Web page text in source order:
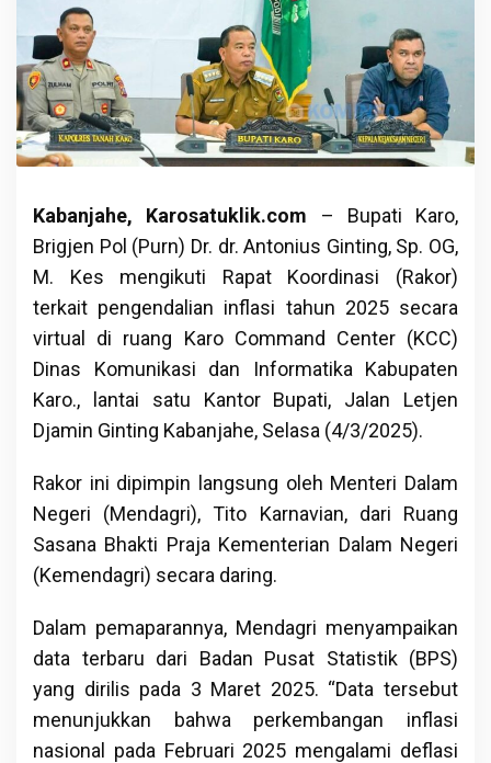
Kabanjahe, Karosatuklik.com – Bupati Karo,
Brigjen Pol (Purn) Dr. dr. Antonius Ginting, Sp. OG,
M. Kes mengikuti Rapat Koordinasi (Rakor)
terkait pengendalian inflasi tahun 2025 secara
virtual di ruang Karo Command Center (KCC)
Dinas Komunikasi dan Informatika Kabupaten
Karo., lantai satu Kantor Bupati, Jalan Letjen
Djamin Ginting Kabanjahe, Selasa (4/3/2025).
Rakor ini dipimpin langsung oleh Menteri Dalam
Negeri (Mendagri), Tito Karnavian, dari Ruang
Sasana Bhakti Praja Kementerian Dalam Negeri
(Kemendagri) secara daring.
Dalam pemaparannya, Mendagri menyampaikan
data terbaru dari Badan Pusat Statistik (BPS)
yang dirilis pada 3 Maret 2025. “Data tersebut
menunjukkan bahwa perkembangan inflasi
nasional pada Februari 2025 mengalami deflasi